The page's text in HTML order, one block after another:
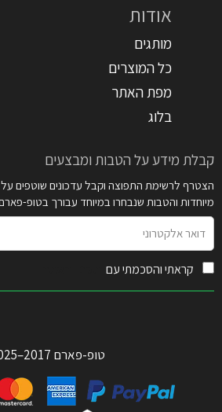
אודות
מותגים
כל המוצרים
מפת האתר
בלוג
קבלת מידע על הטבות ומבצעים
הצטרף לרשימת התפוצה וקבל עדכונים שוטפים
מיוחדות והטבות שנבחרו במיוחד עבורך בטופ-
אלקטרוני
קראתי והסכמתי עם
טופ-פארם 2017–2025.